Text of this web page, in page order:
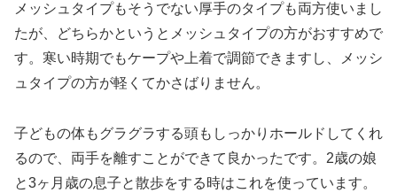
メッシュタイプもそうでない厚手のタイプも両方使いまし
たが、どちらかというとメッシュタイプの方がおすすめで
す。寒い時期でもケープや上着で調節できますし、メッシ
ュタイプの方が軽くてかさばりません。
子どもの体もグラグラする頭もしっかりホールドしてくれ
るので、両手を離すことができて良かったです。2歳の娘
と3ヶ月歳の息子と散歩をする時はこれを使っています。